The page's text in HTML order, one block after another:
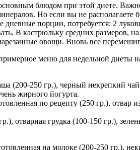
блюдом при этой диете.
Но если вы не
дневные порции, потребуется: 2
В кастрюльку средних размеров,
овощи. Вновь все
меню для недельной диеты
(200-250 гр.), черный некрепкий
жирного йогурта.
по рецепту (250 гр.), отвар
отварная грудка (100-150 гр.),
на молоке (200-250 гр.),